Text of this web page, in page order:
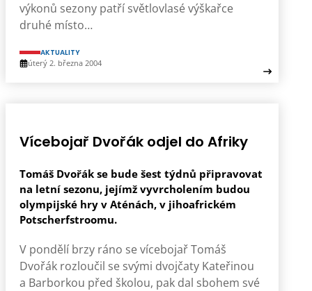
výkonů sezony patří světlovlasé výškařce
druhé místo…
AKTUALITY
úterý 2. března 2004
Vícebojař Dvořák odjel do Afriky
Tomáš Dvořák se bude šest týdnů připravovat
na letní sezonu, jejímž vyvrcholením budou
olympijské hry v Aténách, v jihoafrickém
Potscherfstroomu.
V pondělí brzy ráno se vícebojař Tomáš
Dvořák rozloučil se svými dvojčaty Kateřinou
a Barborkou před školou, pak dal sbohem své